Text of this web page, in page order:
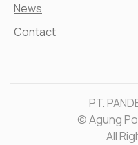
News
Contact
PT.
© Agung
All